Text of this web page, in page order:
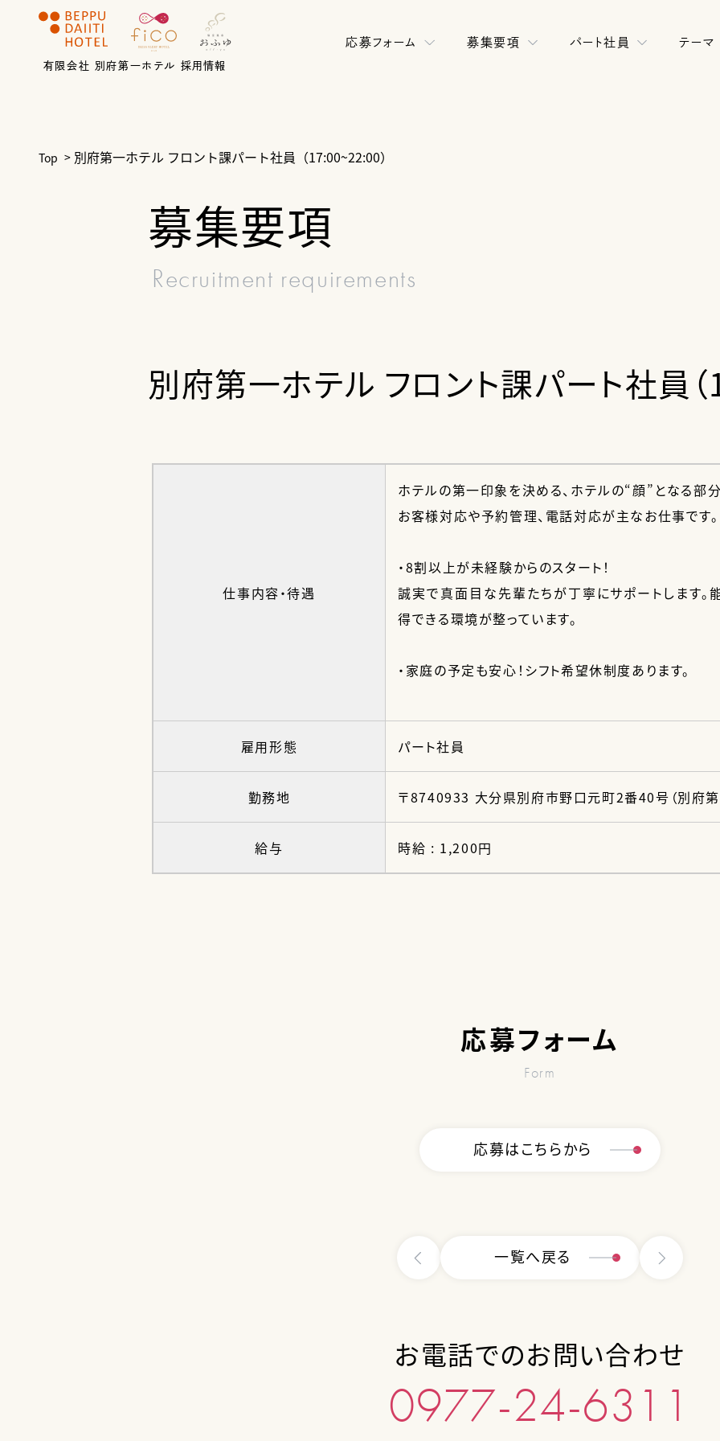
有限会社 別府第一ホテル 採用情報
応募フォーム 募集要項 パート社員 テーマ
Top 別府第一ホテル フロント課パート社員（17:00~22:00）
募集要項
Recruitment requirements
別府第一ホテル フロント課パート社員
仕事内容・待遇
ホテルの第一印象を決める、ホテルの“顔”となる部分
お客様対応や予約管理、電話対応が主なお仕事です。
・8割以上が未経験からのスタート！
誠実で真面目な先輩たちが丁寧にサポートします。
得できる環境が整っています。
・家庭の予定も安心！シフト希望休制度あります。
雇用形態 パート社員
勤務地 〒8740933 大分県別府市野口元町2番40号（別府第
給与 時給 : 1,200円
応募フォーム
Form
応募はこちらから
一覧へ戻る
お電話でのお問い合わせ
0977-24-6311